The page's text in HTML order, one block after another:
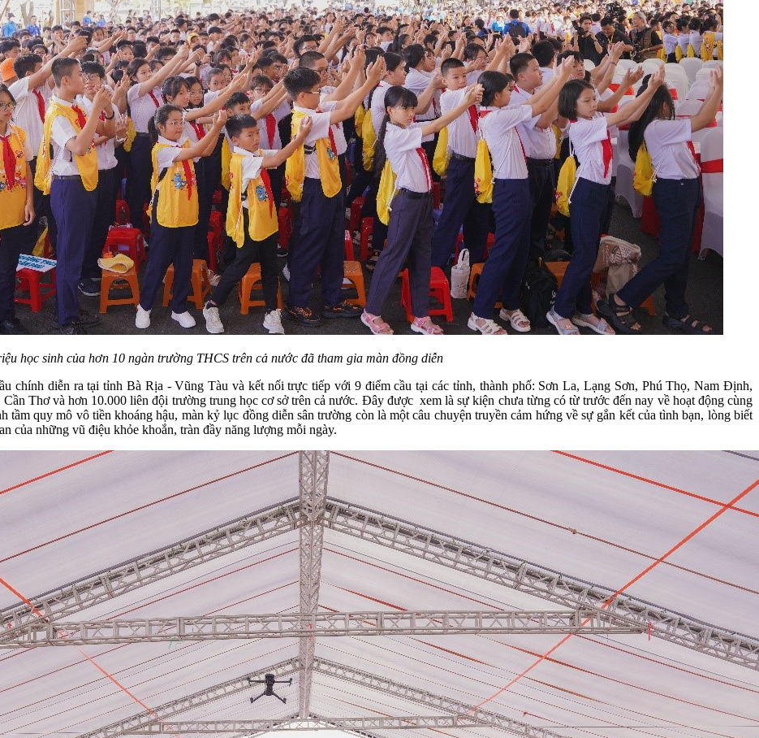
học sinh của hơn 10 ngàn trường THCS trên cả nước đã tham gia màn đồng diễn
chính diễn ra tại tỉnh Bà Rịa - Vũng Tàu và kết nối trực tiếp với 9 điểm cầu tại các tỉnh, thành phố: Sơn La, Lạng Sơn, Phú Thọ, Nam Định,
Thơ và hơn 10.000 liên đội trường trung học cơ sở trên cả nước. Đây được xem là sự kiện chưa từng có từ trước đến nay về hoạt động cùng
tầm quy mô vô tiền khoáng hậu, màn kỷ lục đồng diễn sân trường còn là một câu chuyện truyền cảm hứng về sự gắn kết của tình bạn, lòng biết
của những vũ điệu khỏe khoắn, tràn đầy năng lượng mỗi ngày.